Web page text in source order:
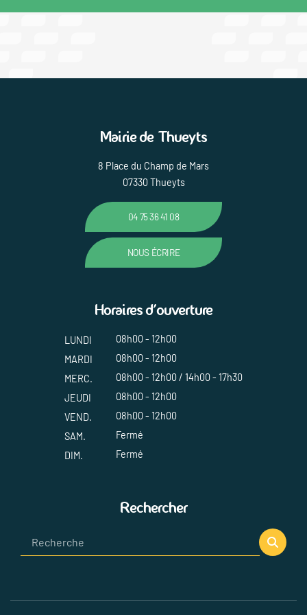
Mairie de Thueyts
8 Place du Champ de Mars
07330 Thueyts
04 75 36 41 08
NOUS ÉCRIRE
Horaires d'ouverture
LUNDI
08h00 - 12h00
MARDI
08h00 - 12h00
MERC.
08h00 - 12h00 / 14h00 - 17h30
JEUDI
08h00 - 12h00
VEND.
08h00 - 12h00
SAM.
Fermé
DIM.
Fermé
Rechercher